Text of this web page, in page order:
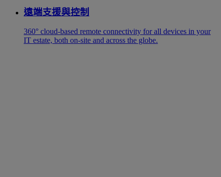
遠端支援與控制
360° cloud-based remote connectivity for all devices in your
IT estate, both on-site and across the globe.